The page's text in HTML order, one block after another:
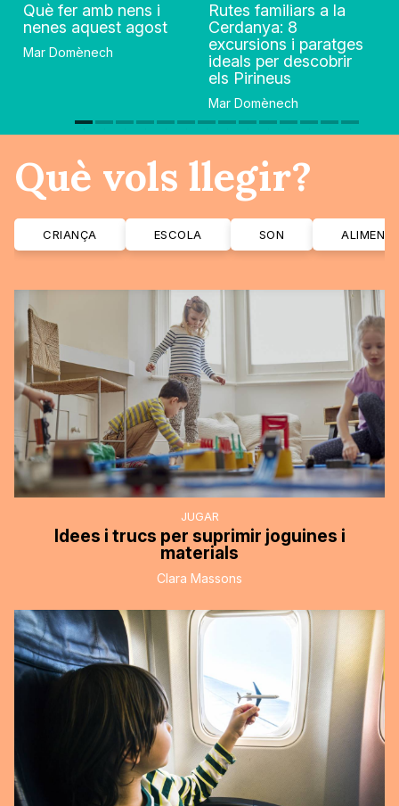
Què fer amb nens i
nenes aquest agost
Mar Domènech
Rutes familiars a la
Cerdanya: 8
excursions i paratges
ideals per descobrir
els Pirineus
Mar Domènech
Què vols llegir?
CRIANÇA ESCOLA SON
JUGAR
Idees i trucs per suprimir joguines i
materials
Clara Massons